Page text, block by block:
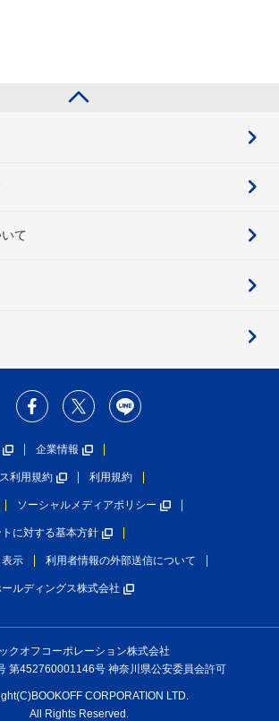
て
企業情報
利用規約 利用規約
ソーシャルメディアポリシー
に対する基本方針
示 利用者情報の外部送信について
ルディングス株式会社
クオフコーポレーション株式会社
第452760001146号 神奈川県公安委員会許可
CORPORATION LTD.
All Rights Reserved.